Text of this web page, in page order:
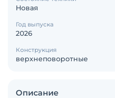
Новая
Год выпуска
2026
Конструкция
верхнеповоротные
Описание